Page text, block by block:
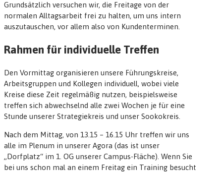
Grundsätzlich versuchen wir, die Freitage von der
normalen Alltagsarbeit frei zu halten, um uns intern
auszutauschen, vor allem also von Kundenterminen.
Rahmen für individuelle Treffen
Den Vormittag organisieren unsere Führungskreise,
Arbeitsgruppen und Kollegen individuell, wobei viele
Kreise diese Zeit regelmäßig nutzen, beispielsweise
treffen sich abwechselnd alle zwei Wochen je für eine
Stunde unserer Strategiekreis und unser Sookokreis.
Nach dem Mittag, von 13.15 – 16.15 Uhr treffen wir uns
alle im Plenum in unserer Agora (das ist unser
„Dorfplatz“ im 1. OG unserer Campus-Fläche). Wenn Sie
bei uns schon mal an einem Freitag ein Training besucht